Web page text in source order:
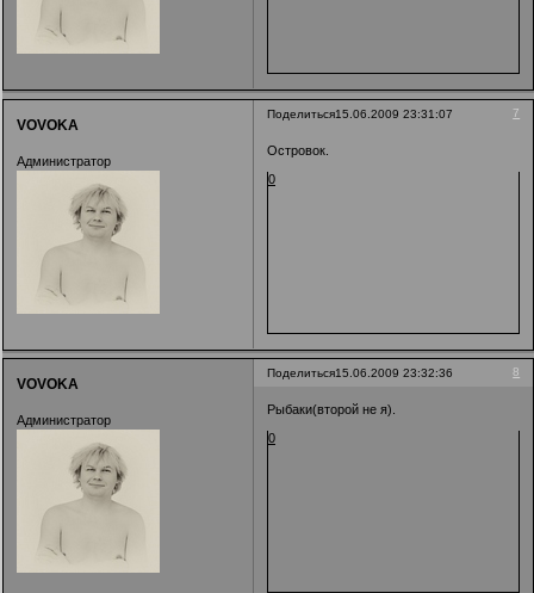
Поделиться 7
15.06.2009 23:31:07
VOVOKA
Администратор
Островок.
0
Поделиться 8
15.06.2009 23:32:36
VOVOKA
Администратор
Рыбаки(второй не я).
0